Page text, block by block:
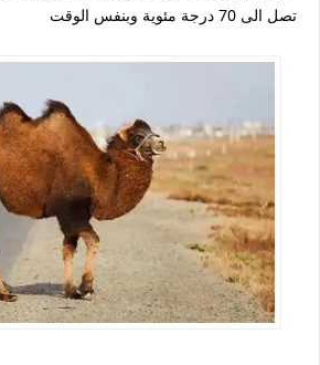
تصل الى 70 درجة مئوية وبنفس الوقت